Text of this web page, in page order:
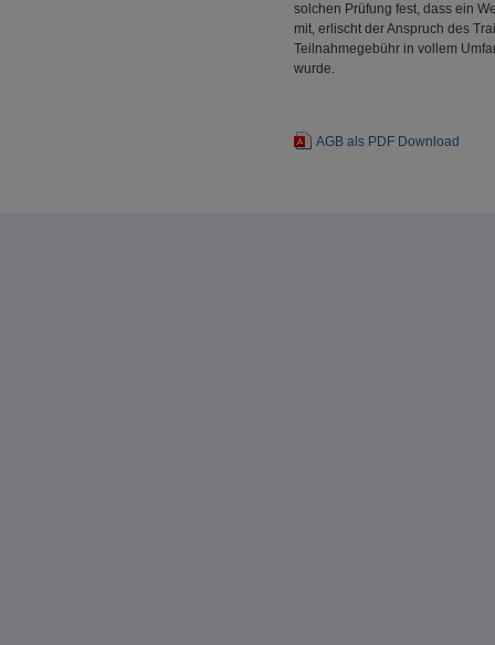
solchen Prüfung fest, dass ein
mit, erlischt der Anspruch des
Teilnahmegebühr in vollem
wurde.
AGB als PDF Download